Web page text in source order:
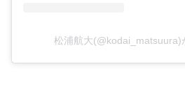
松浦航大(@kodai_matsuura)